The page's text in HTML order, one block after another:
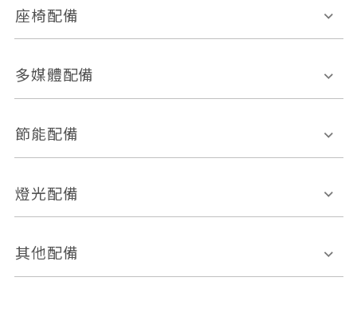
恆溫空調
前座正面氣囊
ABS防鎖死
車道偏離警示
自動停車系統 盲點偵測系統
倒車雷達
座椅配備
皮椅
多媒體配備
外部音源接入
節能配備
引擎啟閉系統
燈光配備
感應頭燈
其他配備